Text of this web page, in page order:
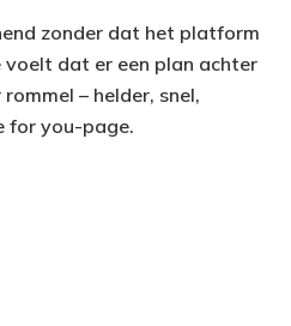
zonder dat het platform
dat er een plan achter
– helder, snel,
for you-page.